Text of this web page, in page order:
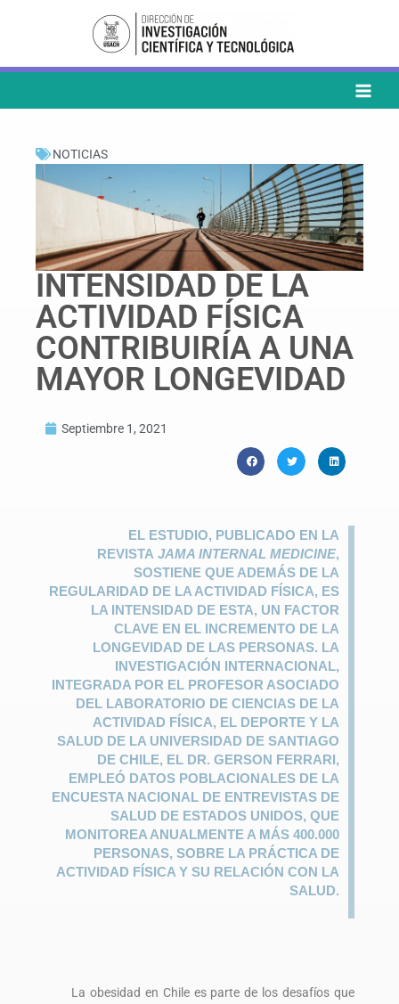
NOTICIAS
INTENSIDAD DE LA
ACTIVIDAD FÍSICA
CONTRIBUIRÍA A UNA
MAYOR LONGEVIDAD
Septiembre 1, 2021
EL ESTUDIO, PUBLICADO EN LA
REVISTA JAMA INTERNAL MEDICINE,
SOSTIENE QUE ADEMÁS DE LA
REGULARIDAD DE LA ACTIVIDAD FÍSICA, ES
LA INTENSIDAD DE ESTA, UN FACTOR
CLAVE EN EL INCREMENTO DE LA
LONGEVIDAD DE LAS PERSONAS. LA
INVESTIGACIÓN INTERNACIONAL,
INTEGRADA POR EL PROFESOR ASOCIADO
DEL LABORATORIO DE CIENCIAS DE LA
ACTIVIDAD FÍSICA, EL DEPORTE Y LA
SALUD DE LA UNIVERSIDAD DE SANTIAGO
DE CHILE, EL DR. GERSON FERRARI,
EMPLEÓ DATOS POBLACIONALES DE LA
ENCUESTA NACIONAL DE ENTREVISTAS DE
SALUD DE ESTADOS UNIDOS, QUE
MONITOREA ANUALMENTE A MÁS 400.000
PERSONAS, SOBRE LA PRÁCTICA DE
ACTIVIDAD FÍSICA Y SU RELACIÓN CON LA
SALUD.
La obesidad en Chile es parte de los desafíos que